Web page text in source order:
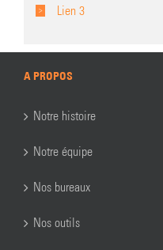
Lien 3
A PROPOS
Notre histoire
Notre équipe
Nos bureaux
Nos outils